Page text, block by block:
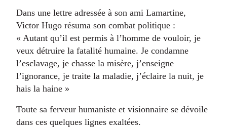
Dans une lettre adressée à son ami Lamartine,
Victor Hugo résuma son combat politique :
« Autant qu’il est permis à l’homme de vouloir, je
veux détruire la fatalité humaine. Je condamne
l’esclavage, je chasse la misère, j’enseigne
l’ignorance, je traite la maladie, j’éclaire la nuit, je
hais la haine »
Toute sa ferveur humaniste et visionnaire se dévoile
dans ces quelques lignes exaltées.